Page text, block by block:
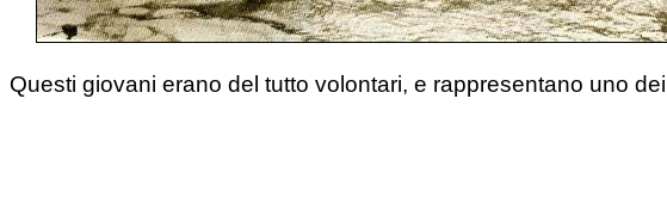
Questi giovani erano del tutto volontari, e rappresentano uno